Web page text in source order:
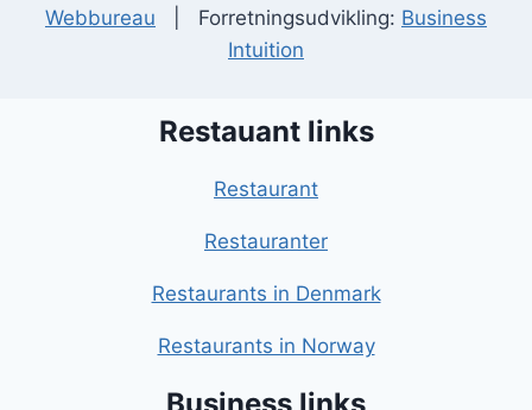
Webbureau | Forretningsudvikling: Business
Intuition
Restauant links
Restaurant
Restauranter
Restaurants in Denmark
Restaurants in Norway